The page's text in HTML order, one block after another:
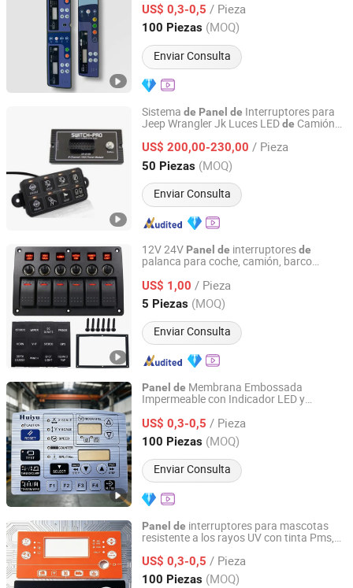
interruptorde membrana,
control acceso
US$ 0,3-0,5 / Pieza
100 Piezas (MOQ)
Enviar Consulta
Guangdong, China Desde 2025
Sistema de Panel de Interruptores para
Jeep Wrangler Jk Luces LEDde Camión
US$ 200,00-230,00 / Pieza
50 Piezas (MOQ)
Enviar Consulta
Dongguan Maiyu Electronics Co., Ltd.
Guangdong, China Desde 2015
12V 24V Panel de interruptoresde
palanca para coche, camión, barco
US$ 1,00 / Pieza
5 Piezas (MOQ)
Enviar Consulta
Dongguan Maiyu Electronics Co., Ltd.
Guangdong, China Desde 2015
Panel de Membrana Embossada
Impermeable con Indicador LED y
ControldeLavadora
US$ 0,3-0,5 / Pieza
100 Piezas (MOQ)
Enviar Consulta
Guangzhou Linyee Co., Ltd
Guangdong, China Desde 2025
Panel de interruptores para mascotas
resistente a los rayos UV con tinta Pms,
terminaldequiosco al aire libre, resistente
a las inclemenciasde
US$ 0,3-0,5 / Pieza
100 Piezas (MOQ)
Guangzhou Linyee Co., Ltd
Guangdong, China Desde 2025